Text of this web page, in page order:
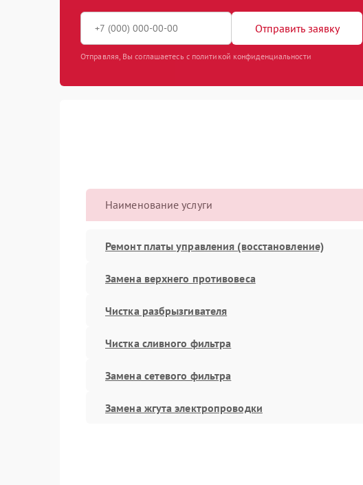
Отправить заявку
Отправляя, Вы соглашаетесь с политикой конфиденциальности
Наименование услуги
Ремонт платы управления (восстановление)
Замена верхнего противовеса
Чистка разбрызгивателя
Чистка сливного фильтра
Замена сетевого фильтра
Замена жгута электропроводки